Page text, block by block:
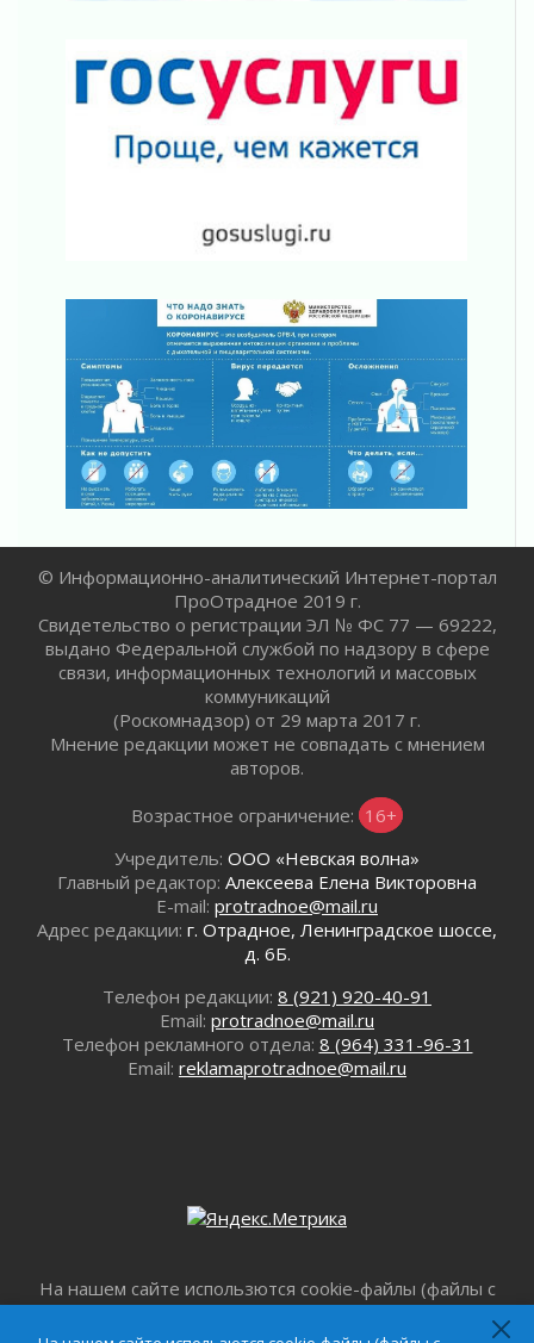
02 августа 2026
Ленобласть отметила заслуги жителей перед
регионом и страной
02 августа 2026
ПСК через Гослуслуги напомнит жителям
Ленинградской области о неоплаченных
02 августа 2026
Пропавшего подростка нашли в Кировском
районе Ленобласти
02 августа 2026
Жителям Ленобласти напомнили, как
действовать при укусе клеща
02 августа 2026
В Ивангороде назвали новых почетных
02 августа 2026
Готовность №1
Километровые столбы «Дороги жизни»
отправили на реставрацию
02 августа 2026
Ленобласть внедрила передовую подготовку
операторов БПЛА
В Ивангороде появилась «Избушка-
воробушка»
Юхла, мука, кантеле и Водяной
Лето катится с горки
В Ленобласти открылась экспозиция к 150-
летию Билибина
01 августа 2026
Лето без гаджетов
Без заявлений и очередей
© Информационно-аналитический Интернет-портал
ПроОтрадное 2019 г.
Свидетельство о регистрации ЭЛ № ФС 77 — 69222,
выдано Федеральной службой по надзору в сфере
связи, информационных технологий и массовых
коммуникаций
(Роскомнадзор) от 29 марта 2017 г.
Мнение редакции может не совпадать с мнением
авторов.
Возрастное ограничение: 16+
Учредитель: ООО «Невская волна»
Главный редактор: Алексеева Елена Викторовна
E-mail: protradnoe@mail.ru
Адрес редакции: г. Отрадное, Ленинградское шоссе,
д. 6Б.
Телефон редакции: 8 (921) 920-40-91
Email: protradnoe@mail.ru
Телефон рекламного отдела: 8 (964) 331-96-31
Email: reklamaprotradnoe@mail.ru
На нашем сайте использются cookie-файлы (файлы с
данными о прошлых посещениях сайта) для
персонализации сервисов и повышения удобства